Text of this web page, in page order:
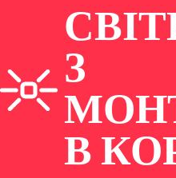
З
В